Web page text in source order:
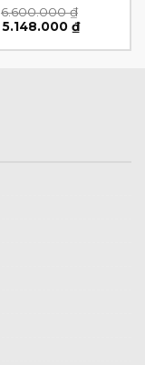
6.600.000₫
Giá
là:
5.148.000 ₫Giá
tại